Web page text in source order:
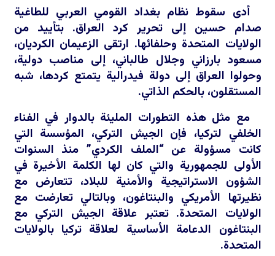
أدى سقوط نظام بغداد القومي العربي للطاغية
صدام حسين إلى تحرير كرد العراق. بتأييد من
الولايات المتحدة وحلفائها. ارتقى الزعيمان الكرديان،
مسعود بارزاني وجلال طالباني، إلى مناصب دولية،
وحولوا العراق إلى دولة فيدرالية يتمتع كردها، شبه
المستقلون، بالحكم الذاتي.
مع مثل هذه التطورات المليئة بالدوار في الفناء
الخلفي لتركيا، فإن الجيش التركي، المؤسسة التي
كانت مسؤولة عن “الملف الكردي” منذ السنوات
الأولى للجمهورية والتي كان لها الكلمة الأخيرة في
الشؤون الاستراتيجية والأمنية للبلاد، تتعارض مع
نظيرتها الأمريكي والبنتاغون، وبالتالي تعارضت مع
الولايات المتحدة. تعتبر علاقة الجيش التركي مع
البنتاغون الدعامة الأساسية لعلاقة تركيا بالولايات
المتحدة.